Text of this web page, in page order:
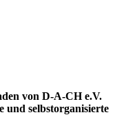
von D-A-CH e.V.
und selbstorganisierte